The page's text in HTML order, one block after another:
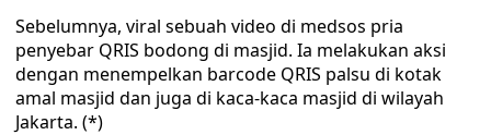
Sebelumnya, viral sebuah video di medsos pria
penyebar QRIS bodong di masjid. Ia melakukan aksi
dengan menempelkan barcode QRIS palsu di kotak
amal masjid dan juga di kaca-kaca masjid di wilayah
Jakarta. (*)